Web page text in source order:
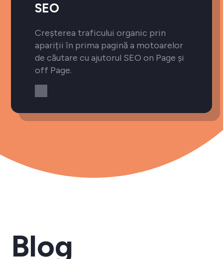
SEO
Creșterea traficului organic prin
apariții în prima pagină a motoarelor
de căutare cu ajutorul SEO on Page și
off Page.
Blog